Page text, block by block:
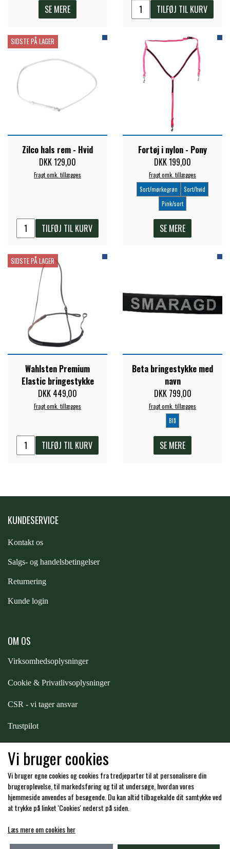
SE MERE TILFØJ TIL KURV
SIDSTE PÅ LAGER
Zilco hals rem - Hvid
DKK 129,00
Fragt omk. tillægges
TILFØJ TIL KURV
Fortøj i nylon - Pony
DKK 199,00
Fragt omk. tillægges
Sort/mørkegrøn
Sort/hvid
Pink/sort
SE MERE
SIDSTE PÅ LAGER
Wahlsten Premium
Elastic bringestykke
DKK 449,00
Fragt omk. tillægges
TILFØJ TIL KURV
Beta bringestykke med
navn
DKK 799,00
Fragt omk. tillægges
Blå
SE MERE
KUNDESERVICE
Kontakt os
Salgs- og handelsbetingelser
Returnering
Kunde login
OM OS
Virksomhedsoplysninger
Cookie & Privatlivsoplysninger
CSR - vi tager ansvar
Trustpilot
Hos os kan du betale med:
Vi bruger cookies
Vi bruger egne cookies og cookies fra tredjeparter til at personalisere din
brugeroplevelse, til markedsføring og til at undersøge, hvordan vores
hjemmeside anvendes af besøgende. Du kan altid tilbagekalde dit samtykke ved
at trykke på linket 'Cookies' nederst på siden.
Læs mere om cookies her